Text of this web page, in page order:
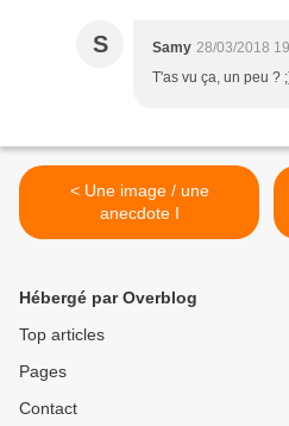
S Samy 28/03/2018
T'as vu ça, un peu ?
< Une image / une
anecdote I
Hébergé par Overblog
Top articles
Pages
Contact